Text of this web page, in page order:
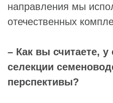
направления мы
отечественных
– Как вы считаете, у
селекции
перспективы?